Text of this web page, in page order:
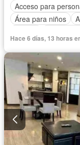
Acceso para
Área para niños
Estacionamiento
Jacuzzi
Piscina
Vista panorámica
Hace 6 días, 13 horas